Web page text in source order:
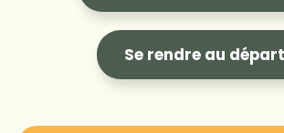
Se rendre au départ